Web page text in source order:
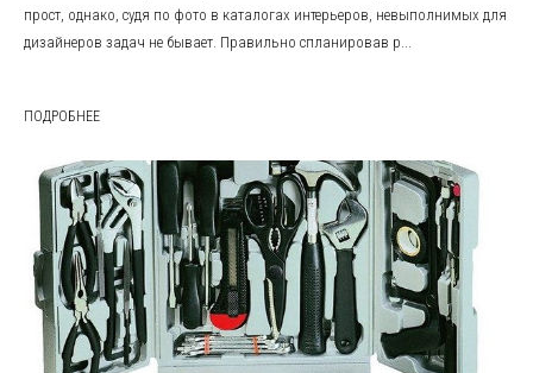
прост, однако, судя по фото в каталогах интерьеров, невыполнимых для
дизайнеров задач не бывает. Правильно спланировав р...
ПОДРОБНЕЕ